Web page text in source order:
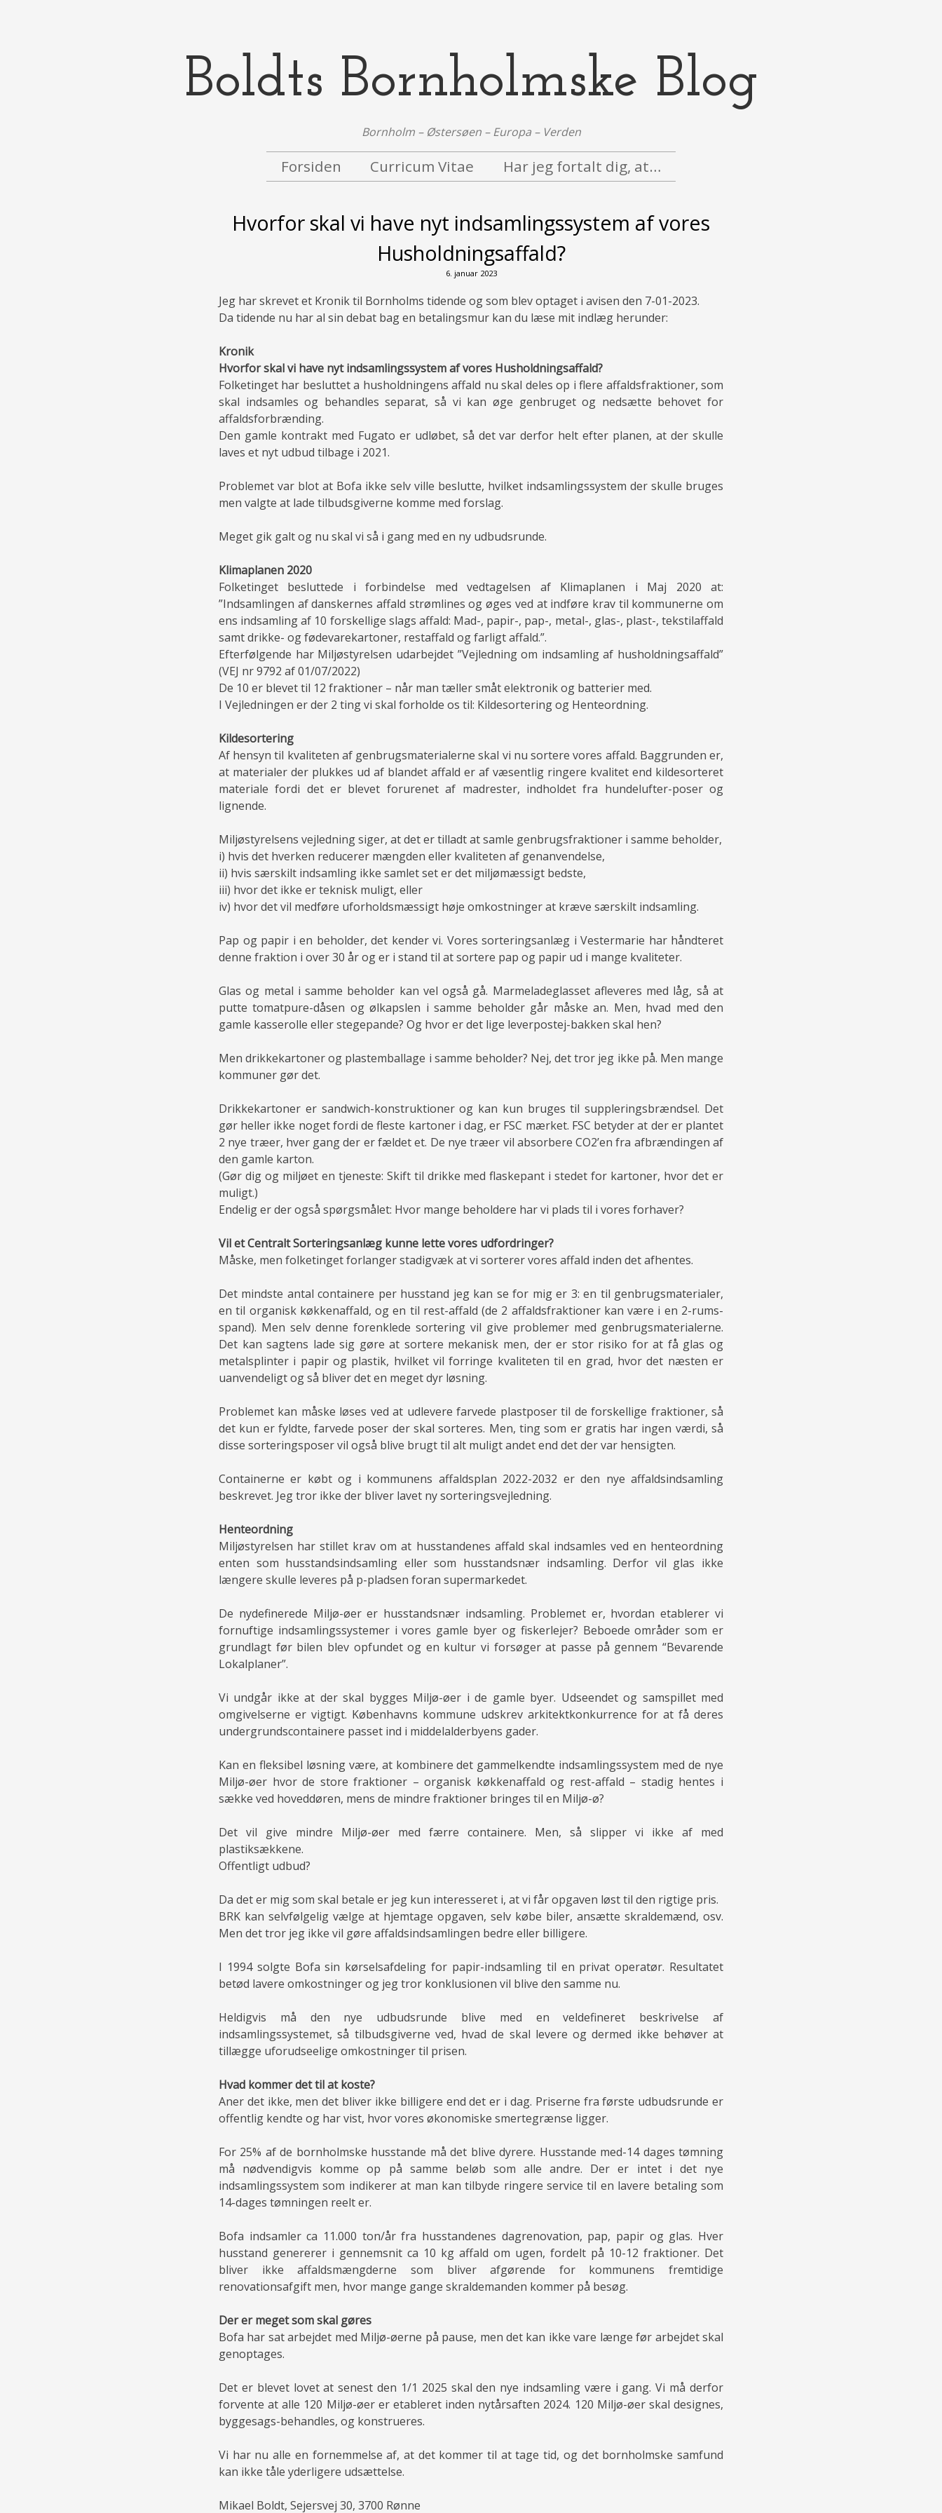
Boldts Bornholmske Blog
Bornholm – Østersøen – Europa – Verden
Forsiden Curricum Vitae Har jeg fortalt dig, at…
Hvorfor skal vi have nyt indsamlingssystem af vores
Husholdningsaffald?
6. januar 2023
Jeg har skrevet et Kronik til Bornholms tidende og som blev optaget i avisen den 7-01-2023.
Da tidende nu har al sin debat bag en betalingsmur kan du læse mit indlæg herunder:
Kronik
Hvorfor skal vi have nyt indsamlingssystem af vores Husholdningsaffald?
Folketinget har besluttet a husholdningens affald nu skal deles op i flere affaldsfraktioner, som
skal indsamles og behandles separat, så vi kan øge genbruget og nedsætte behovet for
affaldsforbrænding.
Den gamle kontrakt med Fugato er udløbet, så det var derfor helt efter planen, at der skulle
laves et nyt udbud tilbage i 2021.
Problemet var blot at Bofa ikke selv ville beslutte, hvilket indsamlingssystem der skulle bruges
men valgte at lade tilbudsgiverne komme med forslag.
Meget gik galt og nu skal vi så i gang med en ny udbudsrunde.
Klimaplanen 2020
Folketinget besluttede i forbindelse med vedtagelsen af Klimaplanen i Maj 2020 at:
”Indsamlingen af danskernes affald strømlines og øges ved at indføre krav til kommunerne om
ens indsamling af 10 forskellige slags affald: Mad-, papir-, pap-, metal-, glas-, plast-, tekstilaffald
samt drikke- og fødevarekartoner, restaffald og farligt affald.”.
Efterfølgende har Miljøstyrelsen udarbejdet ”Vejledning om indsamling af husholdningsaffald”
(VEJ nr 9792 af 01/07/2022)
De 10 er blevet til 12 fraktioner – når man tæller småt elektronik og batterier med.
I Vejledningen er der 2 ting vi skal forholde os til: Kildesortering og Henteordning.
Kildesortering
Af hensyn til kvaliteten af genbrugsmaterialerne skal vi nu sortere vores affald. Baggrunden er,
at materialer der plukkes ud af blandet affald er af væsentlig ringere kvalitet end kildesorteret
materiale fordi det er blevet forurenet af madrester, indholdet fra hundelufter-poser og
lignende.
Miljøstyrelsens vejledning siger, at det er tilladt at samle genbrugsfraktioner i samme beholder,
i) hvis det hverken reducerer mængden eller kvaliteten af genanvendelse,
ii) hvis særskilt indsamling ikke samlet set er det miljømæssigt bedste,
iii) hvor det ikke er teknisk muligt, eller
iv) hvor det vil medføre uforholdsmæssigt høje omkostninger at kræve særskilt indsamling.
Pap og papir i en beholder, det kender vi. Vores sorteringsanlæg i Vestermarie har håndteret
denne fraktion i over 30 år og er i stand til at sortere pap og papir ud i mange kvaliteter.
Glas og metal i samme beholder kan vel også gå. Marmeladeglasset afleveres med låg, så at
putte tomatpure-dåsen og ølkapslen i samme beholder går måske an. Men, hvad med den
gamle kasserolle eller stegepande? Og hvor er det lige leverpostej-bakken skal hen?
Men drikkekartoner og plastemballage i samme beholder? Nej, det tror jeg ikke på. Men mange
kommuner gør det.
Drikkekartoner er sandwich-konstruktioner og kan kun bruges til suppleringsbrændsel. Det
gør heller ikke noget fordi de fleste kartoner i dag, er FSC mærket. FSC betyder at der er plantet
2 nye træer, hver gang der er fældet et. De nye træer vil absorbere CO2’en fra afbrændingen af
den gamle karton.
(Gør dig og miljøet en tjeneste: Skift til drikke med flaskepant i stedet for kartoner, hvor det er
muligt.)
Endelig er der også spørgsmålet: Hvor mange beholdere har vi plads til i vores forhaver?
Vil et Centralt Sorteringsanlæg kunne lette vores udfordringer?
Måske, men folketinget forlanger stadigvæk at vi sorterer vores affald inden det afhentes.
Det mindste antal containere per husstand jeg kan se for mig er 3: en til genbrugsmaterialer,
en til organisk køkkenaffald, og en til rest-affald (de 2 affaldsfraktioner kan være i en 2-rums-
spand). Men selv denne forenklede sortering vil give problemer med genbrugsmaterialerne.
Det kan sagtens lade sig gøre at sortere mekanisk men, der er stor risiko for at få glas og
metalsplinter i papir og plastik, hvilket vil forringe kvaliteten til en grad, hvor det næsten er
uanvendeligt og så bliver det en meget dyr løsning.
Problemet kan måske løses ved at udlevere farvede plastposer til de forskellige fraktioner, så
det kun er fyldte, farvede poser der skal sorteres. Men, ting som er gratis har ingen værdi, så
disse sorteringsposer vil også blive brugt til alt muligt andet end det der var hensigten.
Containerne er købt og i kommunens affaldsplan 2022-2032 er den nye affaldsindsamling
beskrevet. Jeg tror ikke der bliver lavet ny sorteringsvejledning.
Henteordning
Miljøstyrelsen har stillet krav om at husstandenes affald skal indsamles ved en henteordning
enten som husstandsindsamling eller som husstandsnær indsamling. Derfor vil glas ikke
længere skulle leveres på p-pladsen foran supermarkedet.
De nydefinerede Miljø-øer er husstandsnær indsamling. Problemet er, hvordan etablerer vi
fornuftige indsamlingssystemer i vores gamle byer og fiskerlejer? Beboede områder som er
grundlagt før bilen blev opfundet og en kultur vi forsøger at passe på gennem “Bevarende
Lokalplaner”.
Vi undgår ikke at der skal bygges Miljø-øer i de gamle byer. Udseendet og samspillet med
omgivelserne er vigtigt. Københavns kommune udskrev arkitektkonkurrence for at få deres
undergrundscontainere passet ind i middelalderbyens gader.
Kan en fleksibel løsning være, at kombinere det gammelkendte indsamlingssystem med de nye
Miljø-øer hvor de store fraktioner – organisk køkkenaffald og rest-affald – stadig hentes i
sække ved hoveddøren, mens de mindre fraktioner bringes til en Miljø-ø?
Det vil give mindre Miljø-øer med færre containere. Men, så slipper vi ikke af med
plastiksækkene.
Offentligt udbud?
Da det er mig som skal betale er jeg kun interesseret i, at vi får opgaven løst til den rigtige pris.
BRK kan selvfølgelig vælge at hjemtage opgaven, selv købe biler, ansætte skraldemænd, osv.
Men det tror jeg ikke vil gøre affaldsindsamlingen bedre eller billigere.
I 1994 solgte Bofa sin kørselsafdeling for papir-indsamling til en privat operatør. Resultatet
betød lavere omkostninger og jeg tror konklusionen vil blive den samme nu.
Heldigvis må den nye udbudsrunde blive med en veldefineret beskrivelse af
indsamlingssystemet, så tilbudsgiverne ved, hvad de skal levere og dermed ikke behøver at
tillægge uforudseelige omkostninger til prisen.
Hvad kommer det til at koste?
Aner det ikke, men det bliver ikke billigere end det er i dag. Priserne fra første udbudsrunde er
offentlig kendte og har vist, hvor vores økonomiske smertegrænse ligger.
For 25% af de bornholmske husstande må det blive dyrere. Husstande med-14 dages tømning
må nødvendigvis komme op på samme beløb som alle andre. Der er intet i det nye
indsamlingssystem som indikerer at man kan tilbyde ringere service til en lavere betaling som
14-dages tømningen reelt er.
Bofa indsamler ca 11.000 ton/år fra husstandenes dagrenovation, pap, papir og glas. Hver
husstand genererer i gennemsnit ca 10 kg affald om ugen, fordelt på 10-12 fraktioner. Det
bliver ikke affaldsmængderne som bliver afgørende for kommunens fremtidige
renovationsafgift men, hvor mange gange skraldemanden kommer på besøg.
Der er meget som skal gøres
Bofa har sat arbejdet med Miljø-øerne på pause, men det kan ikke vare længe før arbejdet skal
genoptages.
Det er blevet lovet at senest den 1/1 2025 skal den nye indsamling være i gang. Vi må derfor
forvente at alle 120 Miljø-øer er etableret inden nytårsaften 2024. 120 Miljø-øer skal designes,
byggesags-behandles, og konstrueres.
Vi har nu alle en fornemmelse af, at det kommer til at tage tid, og det bornholmske samfund
kan ikke tåle yderligere udsættelse.
Mikael Boldt, Sejersvej 30, 3700 Rønne